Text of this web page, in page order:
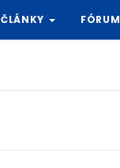
ČLÁNKY FÓRUM